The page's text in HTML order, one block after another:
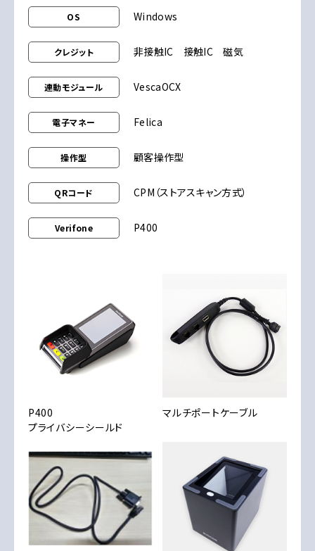
OS Windows
クレジット 非接触IC 接触IC 磁気
連動モジュール VescaOCX
電子マネー Felica
操作型 顧客操作型
QRコード CPM（ストアスキャン方式）
Verifone P400
P400
プライバシーシールド
マルチポートケーブル